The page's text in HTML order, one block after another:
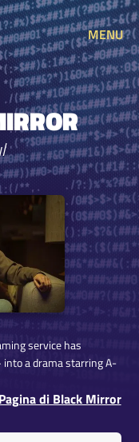
MENU
service has
a drama starring A-
Pagina di Black Mirror